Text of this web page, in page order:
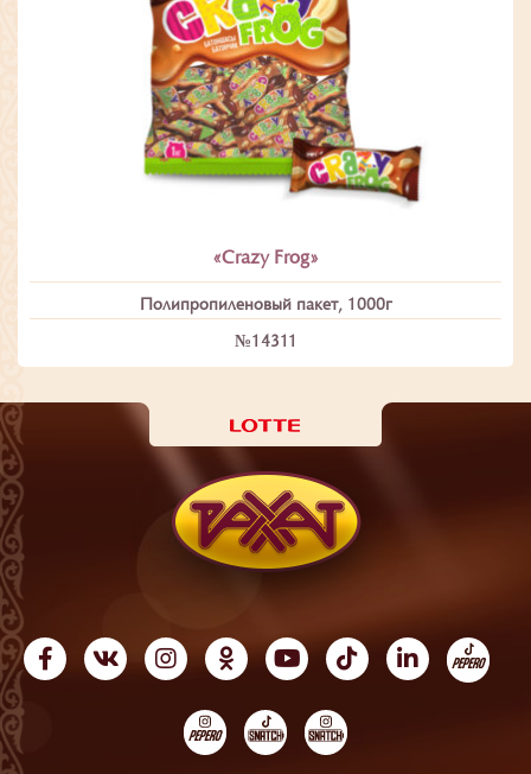
«Crazy Frog»
Полипропиленовый пакет, 1000г
№14311